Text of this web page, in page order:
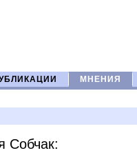
МНЕНИЯ
Собчак: